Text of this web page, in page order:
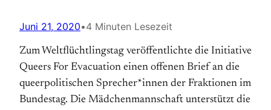
Juni 21, 2020•4 Minuten Lesezeit
Zum Weltflüchtlingstag veröffentlichte die Initiative
Queers For Evacuation einen offenen Brief an die
queerpolitischen Sprecher*innen der Fraktionen im
Bundestag. Die Mädchenmannschaft unterstützt die